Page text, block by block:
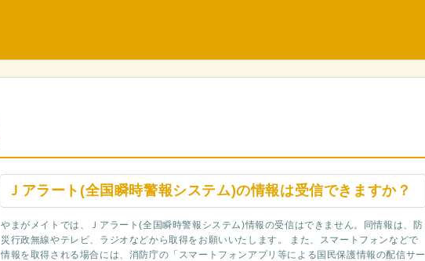
Ｊアラート(全国瞬時警報システム)の情報は受信できますか？
やまがメイトでは、Ｊアラート(全国瞬時警報システム)情報の受信はできません。同情報は、防
災行政無線やテレビ、ラジオなどから取得をお願いいたします。 また、スマートフォンなどで
情報を取得される場合には、消防庁の「スマートフォンアプリ等による国民保護情報の配信サー